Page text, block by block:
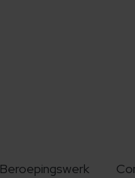
Beroepingswerk